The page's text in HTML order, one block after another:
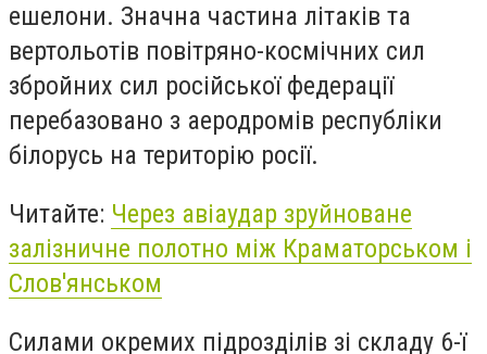
ешелони. Значна частина літаків та
вертольотів повітряно-космічних сил
збройних сил російської федерації
перебазовано з аеродромів республіки
білорусь на територію росії.
Читайте: Через авіаудар зруйноване
залізничне полотно між Краматорськом і
Слов'янськом
Силами окремих підрозділів зі складу 6-ї